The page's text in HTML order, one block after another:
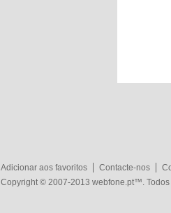
Adicionar aos favoritos Contacte-nos
Copyright © 2007-2013 webfone.pt™. Todos